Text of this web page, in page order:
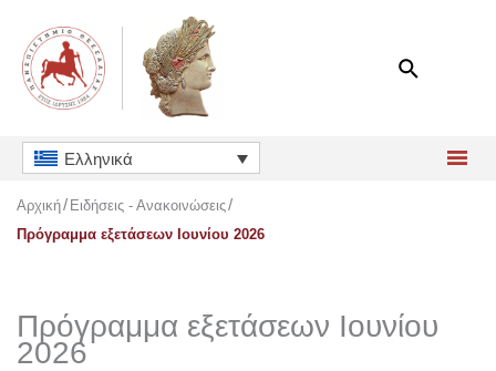
περιεχόμενο
Ελληνικά
Αρχική
Ειδήσεις - Ανακοινώσεις
Πρόγραμμα εξετάσεων Ιουνίου 2026
Πρόγραμμα εξετάσεων Ιουνίου
2026